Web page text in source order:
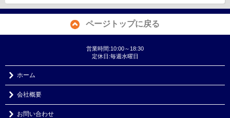
ページトップに戻る
営業時間:10:00～18:30
定休日:毎週水曜日
ホーム
会社概要
お問い合わせ